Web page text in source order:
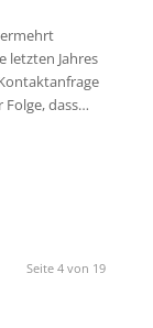
letzten Jahres
Folge, dass…
Seite 4 von 19